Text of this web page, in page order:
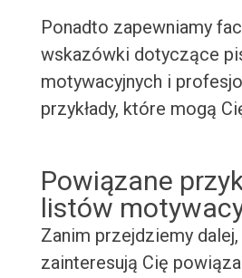
Ponadto zapewniamy
wskazówki dotyczące
motywacyjnych i
przykłady, które mogą
Powiązane
listów
Zanim przejdziemy
zainteresują Cię